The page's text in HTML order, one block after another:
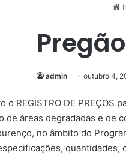
admin outubro 4,
REGISTRO DE PREÇOS
de áreas degradadas e de
no âmbito do
quantidades,